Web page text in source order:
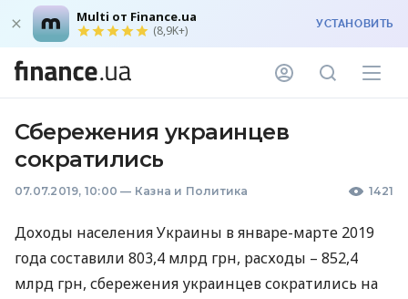
Multi от Finance.ua
(8,9K+) УСТАНОВИТЬ
Сбережения украинцев
сократились
07.07.2019, 10:00 — Казна и Политика 1421
Доходы населения Украины в январе-марте 2019
года составили 803,4 млрд грн, расходы – 852,4
млрд грн, сбережения украинцев сократились на